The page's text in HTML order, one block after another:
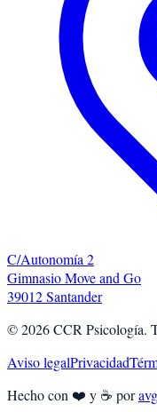
C/Autonomía 2
Gimnasio Move and Go
39012 Santander
©2026CCR Psicología.
Aviso legalPrivacidad
Hecho con ❤️ y ☕ por